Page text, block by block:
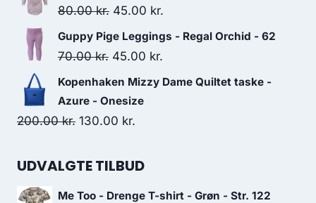
was:
is:
80.00kr. Original
price
was:
45.00 kr.
price
Guppy Pige Leggings - Regal Orchid - 62
70.00kr. Original
price
was:
70.00 kr..
45.00 kr.
price
Kopenhaken Mizzy Dame Quiltet taske -
Azure - Onesize
200.00kr. Original
was:
130.00 kr.
is:
UDVALGTE TILBUD
Me Too - Drenge T-shirt - Grøn - Str. 122